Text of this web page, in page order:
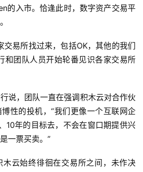
的入市。恰逢此时，数字资产交易平
交易所找过来，包括OK，其他的我们
和团队人员开始轮番见识各家交易所
说，团队一直在强调积木云对合作伙
性的投机，“我们更像一个互联网企
10年的目标去，不会在窗口期提供兴
一票买卖。”
木云始终徘徊在交易所之间，未作决